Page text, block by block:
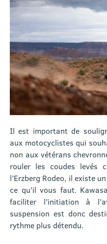
Il est important de
aux motocyclistes qui
non aux vétérans
rouler les coudes levés
l’Erzberg Rodeo, il existe
ce qu’il vous faut.
faciliter l’initiation à
suspension est donc
rythme plus détendu.